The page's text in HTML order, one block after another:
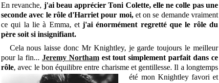
En revanche, j'ai beau apprécier Toni Colette, elle ne colle pas une
seconde avec le rôle d'Harriet pour moi,et on se demande vraiment
ce qui la lie à Emma, etj'ai énormément regretté que le rôle du
père soit si insignifiant.
Cela nous laisse donc Mr Knightley, je garde toujours le meilleur
pour la fin... Jeremy Northamest tout simplement parfait dans ce
rôle, avec le bon équilibre entre charisme et gentillesse. Il a longtemps
été mon Knightley favori et